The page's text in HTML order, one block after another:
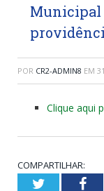
Municipal
POR CR2-ADMIN8 EM
Clique aqui
COMPARTILHAR:
Twitter